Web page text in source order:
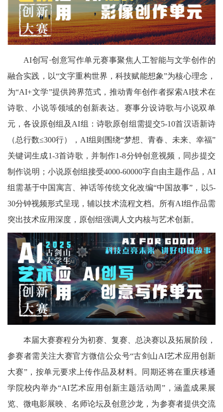
AI创写·创意写作单元赛事聚焦人工智能与文学创作的
融合实践，以“文字重构世界，科技赋能想象”为核心理念，
为“AI+文学”提供跨界范式，推动青年创作者探索AI技术在
诗歌、小说等领域的创新表达。赛事分设诗歌与小说双单
元，各设原创组及AI组：诗歌原创组需提交5-10首汉语新诗
（总行数≤300行），AI组则围绕“梦想、青春、未来、幸福”
关键词生成1-3首诗歌，并制作1-8分钟创意视频，同步提交
制作说明；小说原创组接受4000-60000字自由主题作品，AI
组需基于中国寓言、神话等传统文化改编“中国故事”，以5-
30分钟视频形式呈现，辅以技术流程文档。所有AI组作品需
突出技术应用深度，原创组强调人文内核与艺术创新。
本届大赛赛程分为初赛、复赛、总决赛以及拓展阶段，
参赛者需关注大赛官方微信公众号“古剑山AI艺术应用创新
大赛”，按单元要求上传作品及材料。同期还将在重庆移通
学院校内举办“AI艺术应用创新主题活动周”，涵盖成果展
览、微电影展映、名师论坛及创意沙龙，为参赛者提供交流